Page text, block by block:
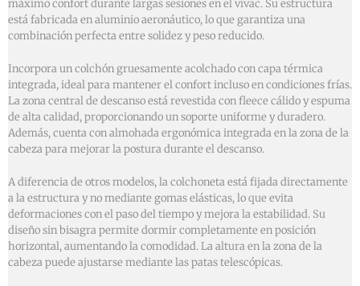
máximo confort durante largas sesiones en el vivac. Su estructura
está fabricada en aluminio aeronáutico, lo que garantiza una
combinación perfecta entre solidez y peso reducido.
Incorpora un colchón gruesamente acolchado con capa térmica
integrada, ideal para mantener el confort incluso en condiciones frías.
La zona central de descanso está revestida con fleece cálido y espuma
de alta calidad, proporcionando un soporte uniforme y duradero.
Además, cuenta con almohada ergonómica integrada en la zona de la
cabeza para mejorar la postura durante el descanso.
A diferencia de otros modelos, la colchoneta está fijada directamente
a la estructura y no mediante gomas elásticas, lo que evita
deformaciones con el paso del tiempo y mejora la estabilidad. Su
diseño sin bisagra permite dormir completamente en posición
horizontal, aumentando la comodidad. La altura en la zona de la
cabeza puede ajustarse mediante las patas telescópicas.